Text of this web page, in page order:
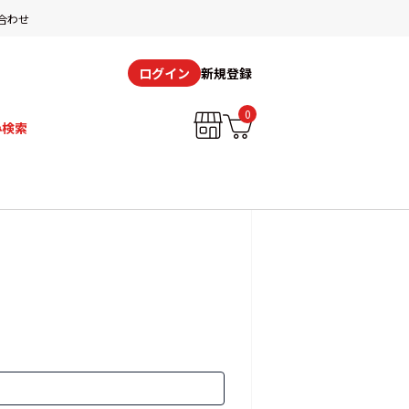
わせ
ログイン 新規登録
索
0